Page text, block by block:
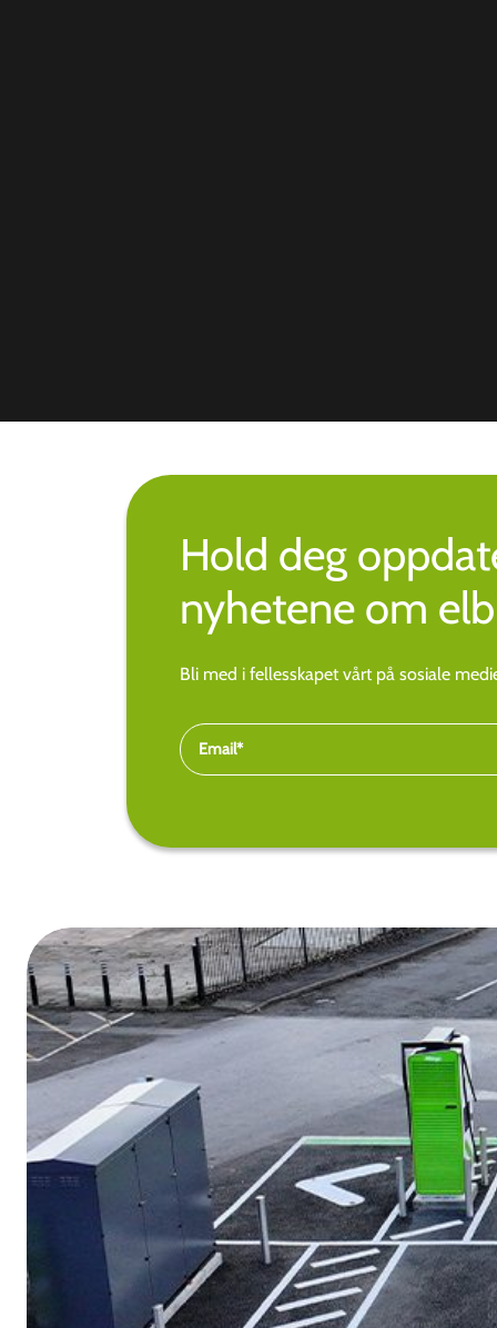
Hold deg
nyhetene om
Bli med i fellesskapet vårt på sosiale